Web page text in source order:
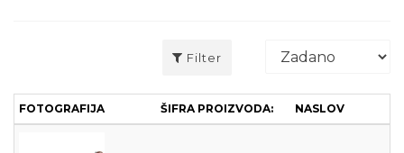
Filter
FOTOGRAFIJA ŠIFRA PROIZVODA: NASLOV